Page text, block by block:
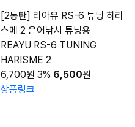
[2동탄] 리아유 RS-6 튜닝 하리
스메 2 은어낚시 튜닝용
REAYU RS-6 TUNING
HARISME 2
6,700원 3% 6,500원
상품링크